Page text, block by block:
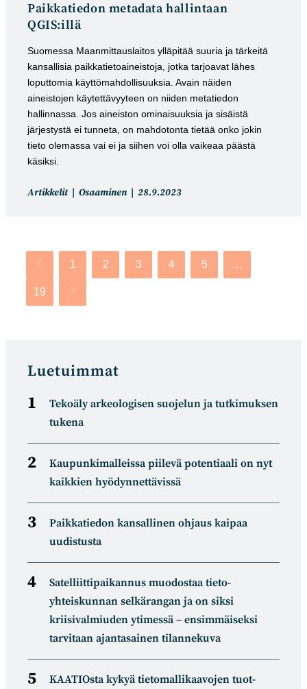
Paikkatiedon metadata hallintaan
QGIS:illä
Suomessa Maanmittauslaitos ylläpitää suuria ja tärkeitä
kansallisia paikkatietoaineistoja, jotka tarjoavat lähes
loputtomia käyttömahdollisuuksia. Avain näiden
aineistojen käytettävyyteen on niiden metatiedon
hallinnassa. Jos aineiston ominaisuuksia ja sisäistä
järjestystä ei tunneta, on mahdotonta tietää onko jokin
tieto olemassa vai ei ja siihen voi olla vaikeaa päästä
käsiksi.
Artikkelin
Artikkelit Osaaminen
Artikkeli
28.9.2023
Siirry edelliselle sivulle
1 2 3 4 5 …
19 Siirry seuraavalle sivulle
Luetuimmat
Tekoäly arkeologisen suojelun ja tutkimuksen
tukena
Kaupunkimalleissa piilevä potentiaali on nyt
kaikkien hyödynnettävissä
Paikkatiedon kansallinen ohjaus kaipaa
uudistusta
Satelliitti­paikannus muodostaa tieto­
yhteiskunnan selkä­rangan ja on siksi
kriisivalmiuden ytimessä – ensimmäiseksi
tarvitaan ajantasainen tilannekuva
KAATIOsta kykyä tietomal­likaa­vojen tuot­